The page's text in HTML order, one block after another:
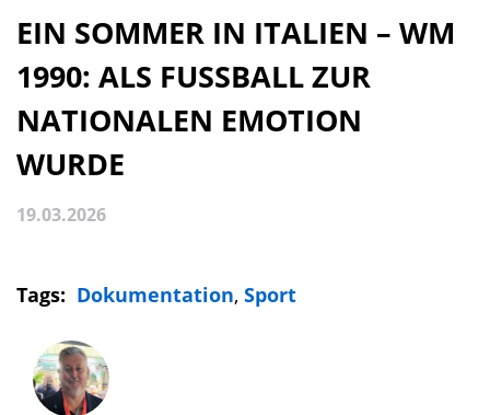
EIN SOMMER IN ITALIEN – WM
1990: ALS FUSSBALL ZUR N
ATIONALEN EMOTION W
URDE
19.03.2026
Tags: Dokumentation, Sport